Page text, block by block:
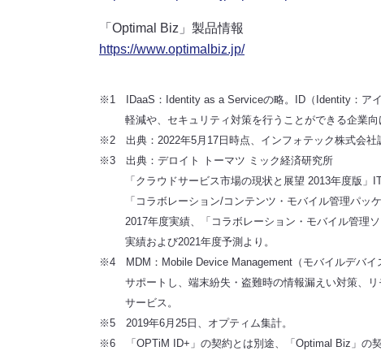
「Optimal Biz」製品情報
https://www.optimalbiz.jp/
※1 IDaaS：Identity as a Serviceの略。ID（Identity：ア
軽減や、セキュリティ対策を行うことができる企業向
※2 出典：2022年5月17日時点、インフォテック株式会社
※3 出典：デロイト トーマツ ミック経済研究所
「クラウドサービス市場の現状と展望 2013年度版
「コラボレーション/コンテンツ・モバイル管理パ
2017年度実績、「コラボレーション・モバイル管理
実績および2021年度予測より。
※4 MDM：Mobile Device Management（モバイルデバイ
サポートし、端末紛失・盗難時の情報漏えい対策、
サービス。
※5 2019年6月25日、オプティム集計。
※6 「OPTiM ID+」の契約とは別途、「Optimal Biz」の契